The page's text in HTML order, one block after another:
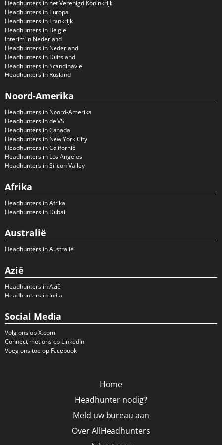
Headhunters in het Verenigd Koninkrijk
Headhunters in Europa
Headhunters in Frankrijk
Headhunters in België
Interim in Nederland
Headhunters in Nederland
Headhunters in Duitsland
Headhunters in Scandinavië
Headhunters in Rusland
Noord-Amerika
Headhunters in Noord-Amerika
Headhunters in de VS
Headhunters in Canada
Headhunters in New York City
Headhunters in Californië
Headhunters in Los Angeles
Headhunters in Silicon Valley
Afrika
Headhunters in Afrika
Headhunters in Dubai
Australië
Headhunters in Australië
Azië
Headhunters in Azië
Headhunters in India
Social Media
Volg ons op X.com
Connect met ons op LinkedIn
Voeg ons toe op Facebook
Home
Headhunter nodig?
Meld uw bureau aan
Over AllHeadhunters